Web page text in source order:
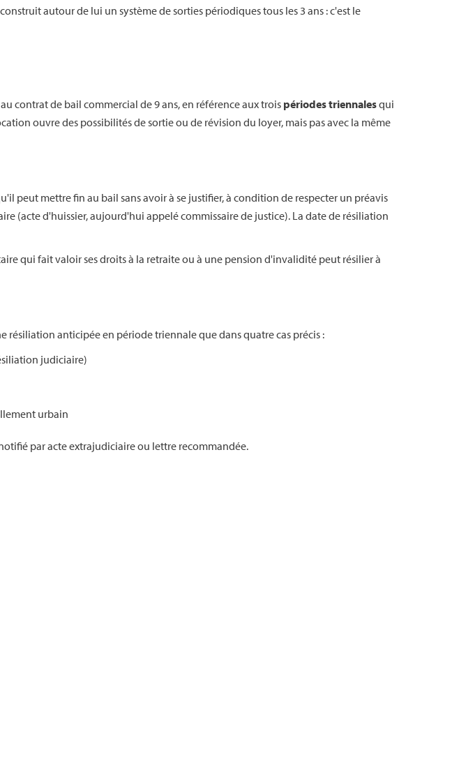
autour de lui un système de sorties périodiques tous les 3 ans : c'est le
contrat de bail commercial de 9 ans, en référence aux trois périodes triennalesqui
ouvre des possibilités de sortie ou de révision du loyer, mais pas avec la même
peut mettre fin au bail sans avoir à se justifier, à condition de respecter un préavis
(acte d'huissier, aujourd'hui appelé commissaire de justice). La date de résiliation
qui fait valoir ses droits à la retraite ou à une pension d'invalidité peut résilier à
résiliation anticipée en période triennale que dans quatre cas précis :
judiciaire)
urbain
par acte extrajudiciaire ou lettre recommandée.